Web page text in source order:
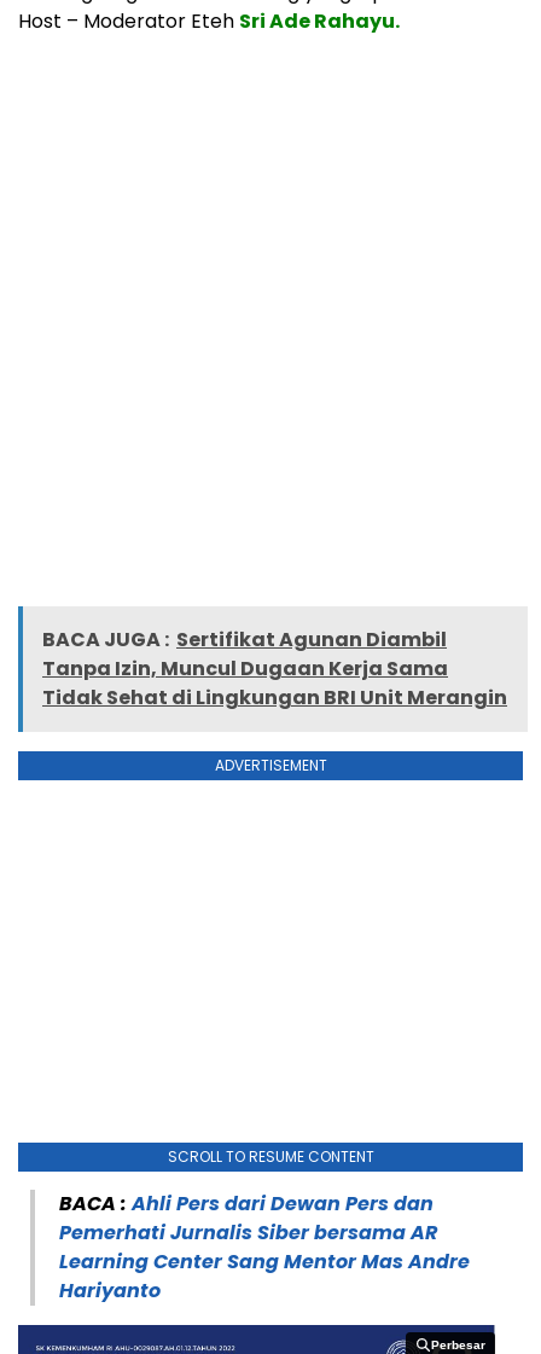
Host – Moderator Eteh Sri Ade Rahayu.
BACA JUGA : Sertifikat Agunan Diambil
Tanpa Izin, Muncul Dugaan Kerja Sama
Tidak Sehat di Lingkungan BRI Unit Merangin
ADVERTISEMENT
SCROLL TO RESUME CONTENT
BACA :Ahli Pers dari Dewan Pers dan
Pemerhati Jurnalis Siber bersama AR
Learning Center Sang Mentor Mas Andre
Hariyanto
Perbesar
Perbesar